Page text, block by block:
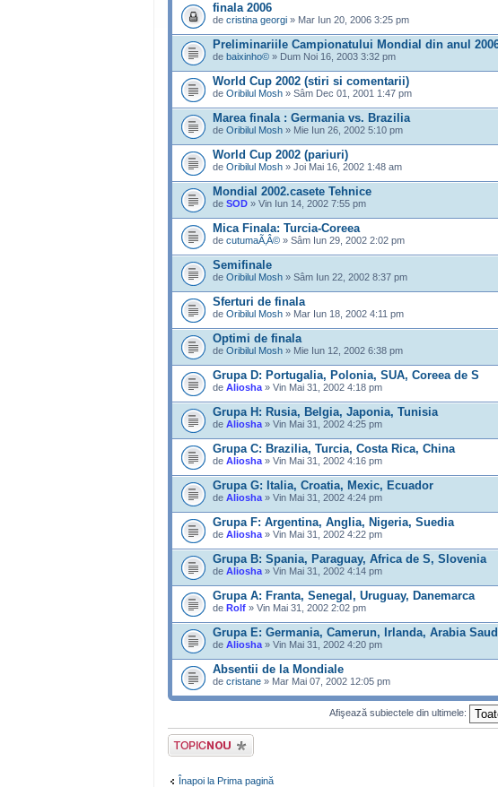
finala 2006
de cristina georgi » Mar Iun 20, 2006 3:25 pm
Preliminariile Campionatului Mondial din anul
de baixinho© » Dum Noi 16, 2003 3:32 pm
World Cup 2002 (stiri si comentarii)
de Oribilul Mosh » Sâm Dec 01, 2001 1:47 pm
Marea finala : Germania vs. Brazilia
de Oribilul Mosh » Mie Iun 26, 2002 5:10 pm
World Cup 2002 (pariuri)
de Oribilul Mosh » Joi Mai 16, 2002 1:48 am
Mondial 2002.casete Tehnice
de SOD » Vin Iun 14, 2002 7:55 pm
Mica Finala: Turcia-Coreea
de cutumaÃ‚Â© » Sâm Iun 29, 2002 2:02 pm
Semifinale
de Oribilul Mosh » Sâm Iun 22, 2002 8:37 pm
Sferturi de finala
de Oribilul Mosh » Mar Iun 18, 2002 4:11 pm
Optimi de finala
de Oribilul Mosh » Mie Iun 12, 2002 6:38 pm
Grupa D: Portugalia, Polonia, SUA, Coreea de S
de Aliosha » Vin Mai 31, 2002 4:18 pm
Grupa H: Rusia, Belgia, Japonia, Tunisia
de Aliosha » Vin Mai 31, 2002 4:25 pm
Grupa C: Brazilia, Turcia, Costa Rica, China
de Aliosha » Vin Mai 31, 2002 4:16 pm
Grupa G: Italia, Croatia, Mexic, Ecuador
de Aliosha » Vin Mai 31, 2002 4:24 pm
Grupa F: Argentina, Anglia, Nigeria, Suedia
de Aliosha » Vin Mai 31, 2002 4:22 pm
Grupa B: Spania, Paraguay, Africa de S, Slovenia
de Aliosha » Vin Mai 31, 2002 4:14 pm
Grupa A: Franta, Senegal, Uruguay, Danemarca
de Rolf » Vin Mai 31, 2002 2:02 pm
Grupa E: Germania, Camerun, Irlanda, Arabia
de Aliosha » Vin Mai 31, 2002 4:20 pm
Absentii de la Mondiale
de cristane » Mar Mai 07, 2002 12:05 pm
Afişează subiectele din ultimele:
Scrie un subiect
nou
Înapoi la Prima pagină